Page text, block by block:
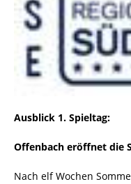
Ausblick 1. Spieltag:
Offenbach eröffnet die
Nach elf Wochen